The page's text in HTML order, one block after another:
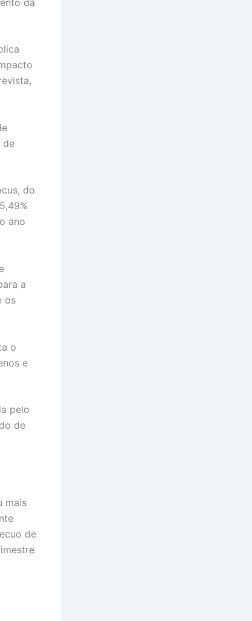
de
do
ano
a
os
o
e
pelo
de
mais
de